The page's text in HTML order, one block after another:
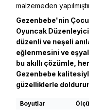
malzemeden
Gezenbebe'nin
Oyuncak
düzenli ve neşeli
eğlenmesini ve
bu akıllı çözümle,
Gezenbebe
güzelliklerle
Boyutlar